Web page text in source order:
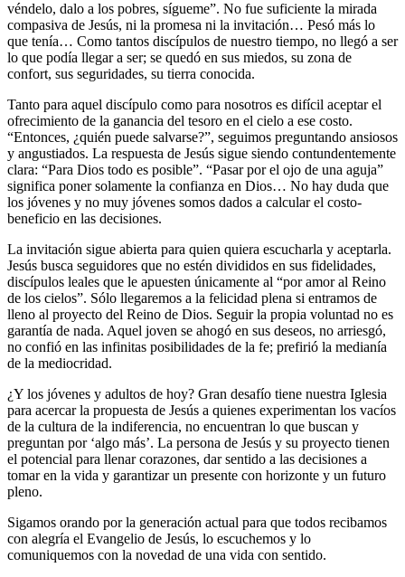
véndelo, dalo a los pobres, sígueme”. No fue suficiente la mirada
compasiva de Jesús, ni la promesa ni la invitación… Pesó más lo
que tenía… Como tantos discípulos de nuestro tiempo, no llegó a ser
lo que podía llegar a ser; se quedó en sus miedos, su zona de
confort, sus seguridades, su tierra conocida.
Tanto para aquel discípulo como para nosotros es difícil aceptar el
ofrecimiento de la ganancia del tesoro en el cielo a ese costo.
“Entonces, ¿quién puede salvarse?”, seguimos preguntando ansiosos
y angustiados. La respuesta de Jesús sigue siendo contundentemente
clara: “Para Dios todo es posible”. “Pasar por el ojo de una aguja”
significa poner solamente la confianza en Dios… No hay duda que
los jóvenes y no muy jóvenes somos dados a calcular el costo-
beneficio en las decisiones.
La invitación sigue abierta para quien quiera escucharla y aceptarla.
Jesús busca seguidores que no estén divididos en sus fidelidades,
discípulos leales que le apuesten únicamente al “por amor al Reino
de los cielos”. Sólo llegaremos a la felicidad plena si entramos de
lleno al proyecto del Reino de Dios. Seguir la propia voluntad no es
garantía de nada. Aquel joven se ahogó en sus deseos, no arriesgó,
no confió en las infinitas posibilidades de la fe; prefirió la medianía
de la mediocridad.
¿Y los jóvenes y adultos de hoy? Gran desafío tiene nuestra Iglesia
para acercar la propuesta de Jesús a quienes experimentan los vacíos
de la cultura de la indiferencia, no encuentran lo que buscan y
preguntan por ‘algo más’. La persona de Jesús y su proyecto tienen
el potencial para llenar corazones, dar sentido a las decisiones a
tomar en la vida y garantizar un presente con horizonte y un futuro
pleno.
Sigamos orando por la generación actual para que todos recibamos
con alegría el Evangelio de Jesús, lo escuchemos y lo
comuniquemos con la novedad de una vida con sentido.